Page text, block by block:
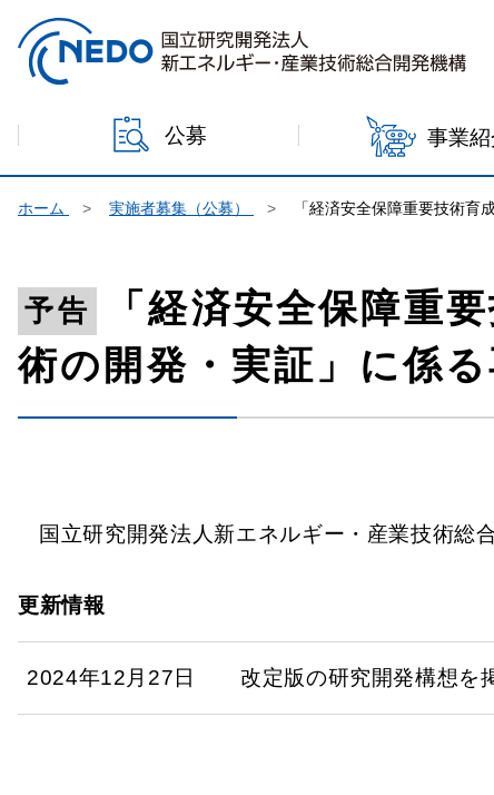
本文へジャンプ
公募 事業紹
ホーム 実施者募集（公募） 「経済安全保障重要技術育
予告
「経済安全保障重
術の開発・実証」に係
国立研究開発法人新エネルギー・産業技術総
更新情報
2024年12月27日 改定版の研究開発構想を